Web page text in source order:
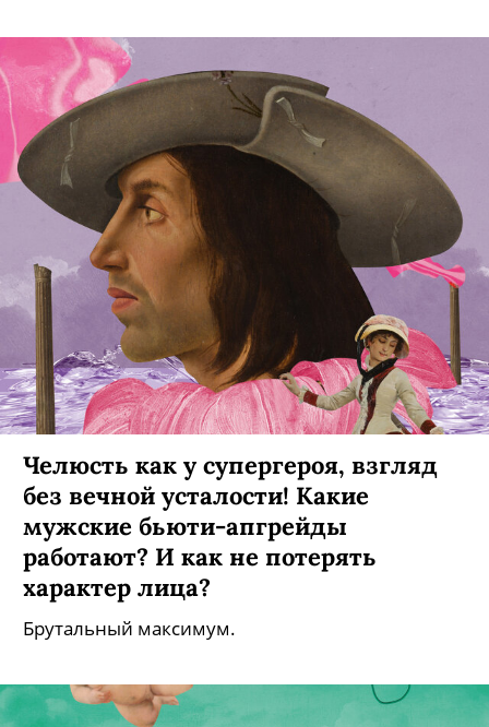
Челюсть как у супергероя, взгляд
без вечной усталости! Какие
мужские бьюти-апгрейды
работают? И как не потерять
характер лица?
Брутальный максимум.